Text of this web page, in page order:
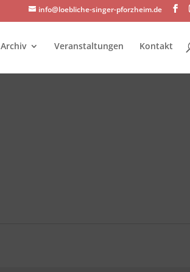
info@loebliche-singer-pforzheim.de
Archiv Veranstaltungen Kontakt